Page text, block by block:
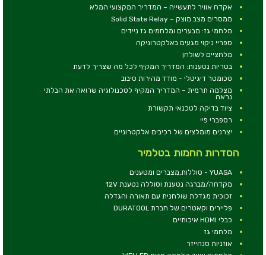
אקדח אוויר לתעשייה – המדריך המקצועי המלא
ממסרים מצב מוצק – Solid State Relay
מלחמי גז: מבערים ומלחמים גז ניידים
ספריי ניקוי מגעים באלקטרוניקה
מלחציים לשולחן
בטריות נטענות: המדריך המקיף לכל מה שצריך לדעת
טכומטר דיגיטלי - מודד מהירות סיבוב
מצלמה תרמית – המדריך המקיף לטכנולוגיה שרואה את הבלתי
נראה
ציוד בדיקה לטכנאי תקשורת
רספברי פיי
יצרנים מומלצים של רכיבים אלקטרוניים
הסדרות החמות בטלמיר
YUASA - סוללות,מצברים ומטענים
מקדחה/מברגה נטענת וסוללה נטענת 12V
זכוכית מגדלת שולחנית עם תאורה והגדלה
פליירים וקאטרים של חברת DURATOOL
כבלי HDMI איכותיים
מלחמי גז
אוזניות סנהייזר